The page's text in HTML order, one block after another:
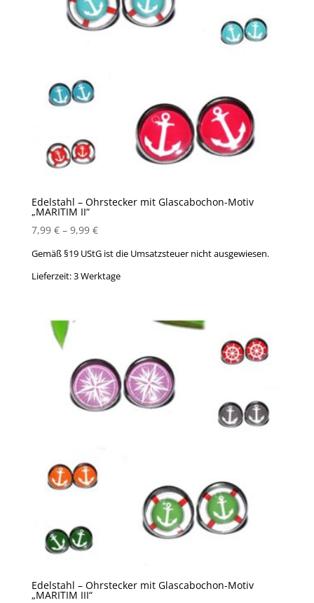
Edelstahl – Ohrstecker mit Glascabochon-Motiv
„MARITIM II“
7,99 €– 9,99 €
Gemäß §19 UStG ist die Umsatzsteuer nicht ausgewiesen.
Lieferzeit:3 Werktage
Edelstahl – Ohrstecker mit Glascabochon-Motiv
„MARITIM III“